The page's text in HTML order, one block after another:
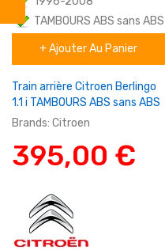
TAMBOURS ABS sans ABS
Familial
+ Ajouter Au Panier
Train arrière Citroen Berlingo
1.1 i TAMBOURS ABS sans ABS
Brands: Citroen
395,00 €